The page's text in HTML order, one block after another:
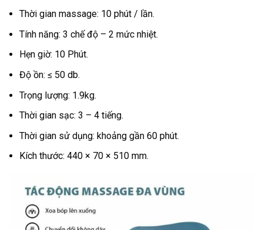
Thời gian massage: 10 phút / lần.
Tính năng: 3 chế độ – 2 mức nhiệt.
Hẹn giờ: 10 Phút.
Độ ồn: ≤ 50 db.
Trọng lượng: 1.9kg.
Thời gian sạc: 3 – 4 tiếng.
Thời gian sử dụng: khoảng gần 60 phút.
Kích thước: 440 × 70 × 510 mm.